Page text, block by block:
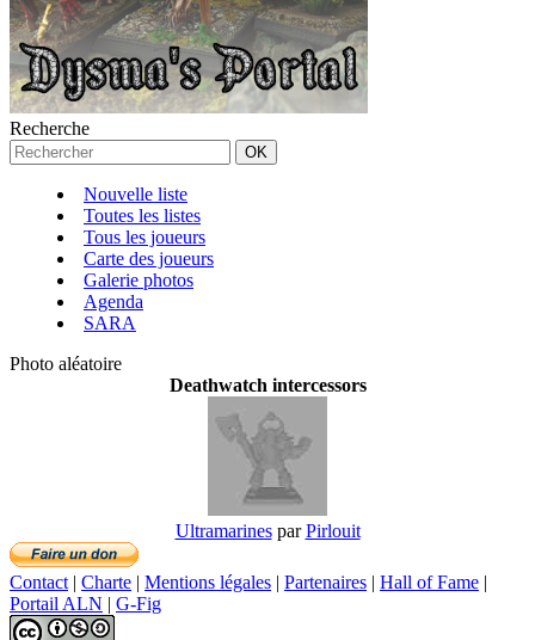
Recherche
Nouvelle liste
Toutes les listes
Tous les joueurs
Carte des joueurs
Galerie photos
Agenda
SARA
Photo aléatoire
Deathwatch intercessors
UltramarinesparPirlouit
Contact | Charte | Mentions légales | Partenaires | Hall of Fame |
Portail ALN | G-Fig